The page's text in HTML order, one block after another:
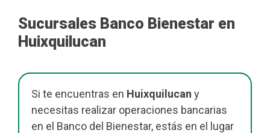
Sucursales Banco Bienestar en
Huixquilucan
Si te encuentras en Huixquilucan y
necesitas realizar operaciones bancarias
en el Banco del Bienestar, estás en el lugar